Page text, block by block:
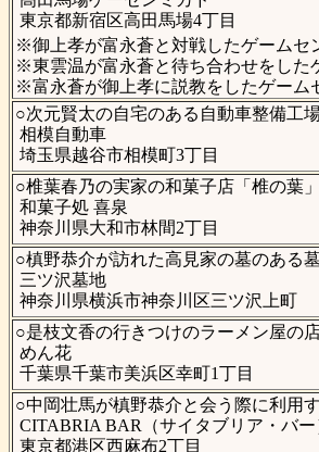
東京都新宿区高田馬場4丁目
※御上孝が富永蒼と対戦したゲームセ
※東雲温が富永蒼と待ち合わせをした
※富永蒼が御上孝に説教をしたゲーム
○次元賢太の自宅のある自動車整備工
相模自動車
埼玉県越谷市相模町3丁目
○椎葉春乃の実家の和菓子店「椎の葉」
和菓子処 喜泉
神奈川県大和市林間2丁目
○槙野恭介が訪れた高見家の墓のある
三ツ沢墓地
神奈川県横浜市神奈川区三ツ沢上町
○是枝文香の行きつけのラーメン屋の
めん花
千葉県千葉市美浜区幸町1丁目
○中岡壮馬が槙野恭介と会う際に利用
CITABRIA BAR（サイタブリア・バー
東京都港区西麻布2丁目